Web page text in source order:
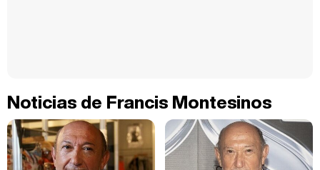
Noticias de Francis Montesinos